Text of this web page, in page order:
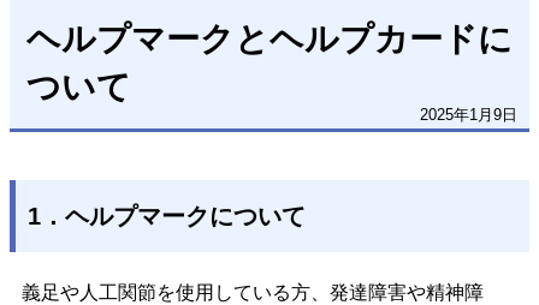
ヘルプマークとヘルプカードに
ついて
2025年1月9日
1．ヘルプマークについて
義足や人工関節を使用している方、発達障害や精神障